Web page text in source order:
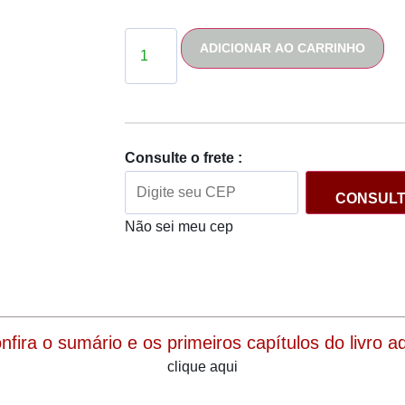
ADICIONAR AO CARRINHO
Consulte o frete :
Não sei meu cep
o sumário e os primeiros capítulos do livro
clique aqui